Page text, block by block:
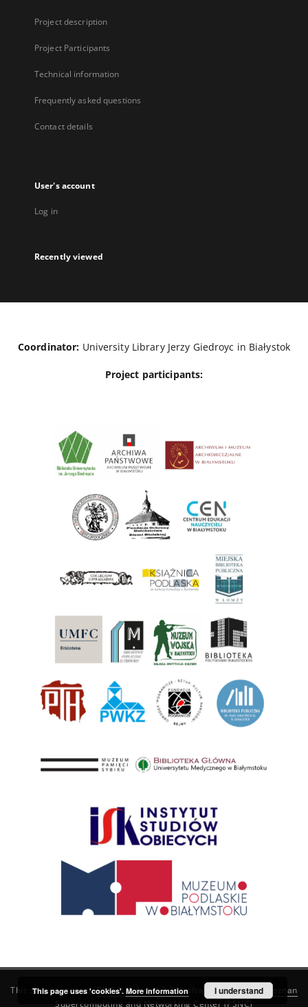
Project description
Project Participants
Technical information
Frequently asked questions
Contact details
User's account
Log in
Recently viewed
Coordinator: University Library Jerzy Giedroyc in Białystok
Project participants:
This service runs onDInGO dLibra 6.3.21software created by
Poznan
Supercomputing and Networking Center (PSNC)
This page uses 'cookies'. More information I understand